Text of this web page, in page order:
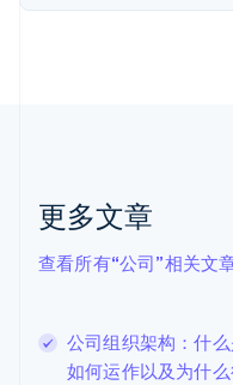
更多文章
查看所有“公司”相关文
公司组织架构：什
如何运作以及为什
EnglishSvenska
English Italiano
拉脱维亚
立陶宛
DeutschEnglish
卢森堡